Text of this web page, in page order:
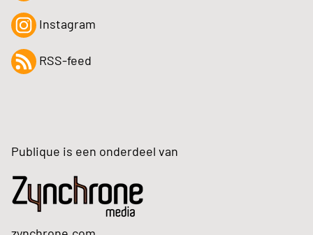
Instagram
RSS-feed
Publique is een onderdeel van